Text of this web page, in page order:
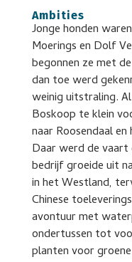
Ambities
Jonge honden
Moerings en Dolf
begonnen ze met
dan toe werd
weinig uitstraling.
Boskoop te klein
naar Roosendaal
Daar werd de
bedrijf groeide uit
in het Westland,
Chinese
avontuur met
ondertussen tot
planten voor